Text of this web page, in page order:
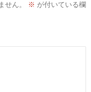
せん。 ※ が付いている欄